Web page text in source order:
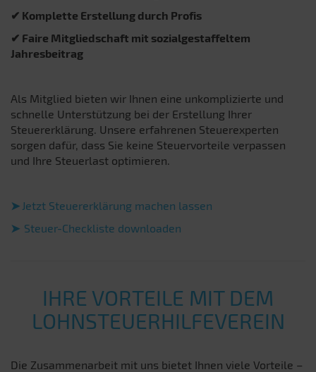
✔ Komplette Erstellung durch Profis
✔ Faire Mitgliedschaft mit sozialgestaffeltem
Jahresbeitrag
Als Mitglied bieten wir Ihnen eine unkomplizierte und
schnelle Unterstützung bei der Erstellung Ihrer
Steuererklärung. Unsere erfahrenen Steuerexperten
sorgen dafür, dass Sie keine Steuervorteile verpassen
und Ihre Steuerlast optimieren.
➤ Jetzt Steuererklärung machen lassen
➤ Steuer-Checkliste downloaden
IHRE VORTEILE MIT DEM
LOHNSTEUERHILFEVEREIN
Die Zusammenarbeit mit uns bietet Ihnen viele Vorteile –